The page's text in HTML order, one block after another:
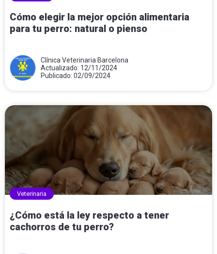
Cómo elegir la mejor opción alimentaria
para tu perro: natural o pienso
Clínica Veterinaria Barcelona
Actualizado: 12/11/2024
Publicado: 02/09/2024
Veterinaria
¿Cómo está la ley respecto a tener
cachorros de tu perro?